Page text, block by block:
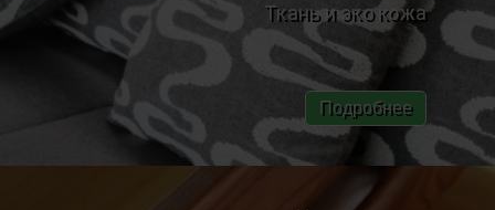
Ткань и эко кожа
Подробнее